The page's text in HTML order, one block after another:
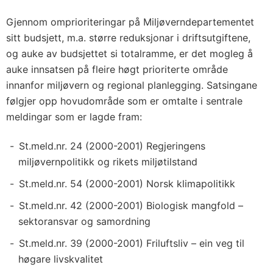
Gjennom omprioriteringar på Miljøverndepartementet
sitt budsjett, m.a. større reduksjonar i driftsutgiftene,
og auke av budsjettet si totalramme, er det mogleg å
auke innsatsen på fleire høgt prioriterte område
innanfor miljøvern og regional planlegging. Satsingane
følgjer opp hovudområde som er omtalte i sentrale
meldingar som er lagde fram:
St.meld.nr. 24 (2000-2001) Regjeringens
miljøvernpolitikk og rikets miljøtilstand
St.meld.nr. 54 (2000-2001) Norsk klimapolitikk
St.meld.nr. 42 (2000-2001) Biologisk mangfold –
sektoransvar og samordning
St.meld.nr. 39 (2000-2001) Friluftsliv – ein veg til
høgare livskvalitet